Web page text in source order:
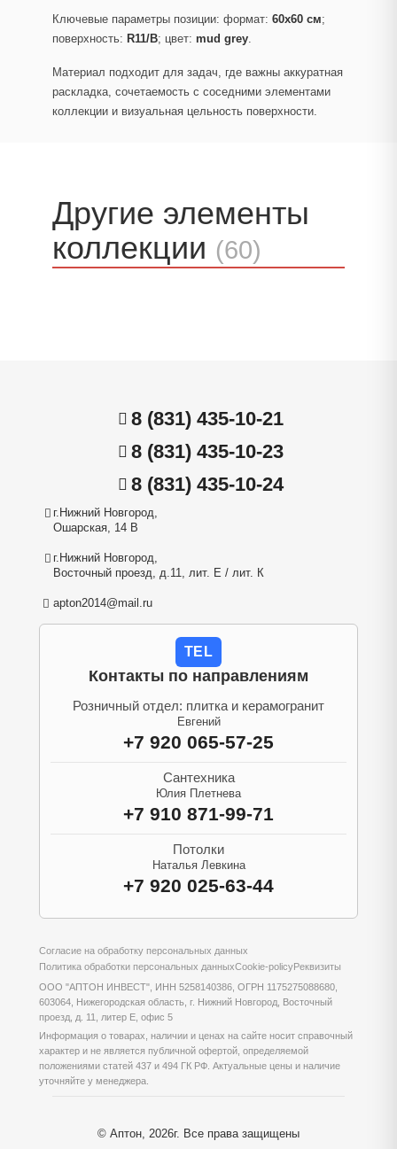
Ключевые параметры позиции: формат: 60x60 см;
поверхность: R11/B; цвет: mud grey.
Материал подходит для задач, где важны аккуратная
раскладка, сочетаемость с соседними элементами
коллекции и визуальная цельность поверхности.
Другие элементы
коллекции (60)
8 (831) 435-10-21
8 (831) 435-10-23
8 (831) 435-10-24
г.Нижний Новгород,
Ошарская, 14 В
г.Нижний Новгород,
Восточный проезд, д.11, лит. Е / лит. К
apton2014@mail.ru
TEL
Контакты по направлениям
Розничный отдел: плитка и керамогранит
Евгений
+7 920 065-57-25
Сантехника
Юлия Плетнева
+7 910 871-99-71
Потолки
Наталья Левкина
+7 920 025-63-44
Согласие на обработку персональных данных
Политика обработки персональных данныхCookie-policyРеквизиты
ООО "АПТОН ИНВЕСТ", ИНН 5258140386, ОГРН 1175275088680,
603064, Нижегородская область, г. Нижний Новгород, Восточный
проезд, д. 11, литер Е, офис 5
Информация о товарах, наличии и ценах на сайте носит справочный
характер и не является публичной офертой, определяемой
положениями статей 437 и 494 ГК РФ. Актуальные цены и наличие
уточняйте у менеджера.
© Аптон, 2026г. Все права защищены